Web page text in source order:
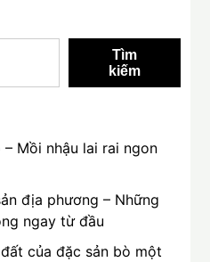
Tìm
kiếm
Mồi nhậu lai rai ngon
địa phương – Những
ngay từ đầu
của đặc sản bò một